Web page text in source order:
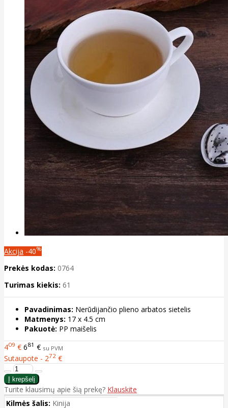
Akcija -40%
Prekės kodas: 0764
Turimas kiekis: 61
Pavadinimas: Nerūdijančio plieno arbatos sietelis
Matmenys: 17 x 4.5 cm
Pakuotė: PP maišelis
409 € 681 € su PVM
Sutaupote - 272 €
Turite klausimų apie šią prekę? Klauskite
Kilmės šalis: Kinija